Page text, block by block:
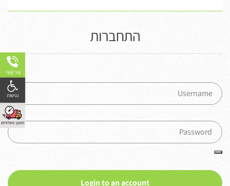
התחברות
Login to an account
צור קשר